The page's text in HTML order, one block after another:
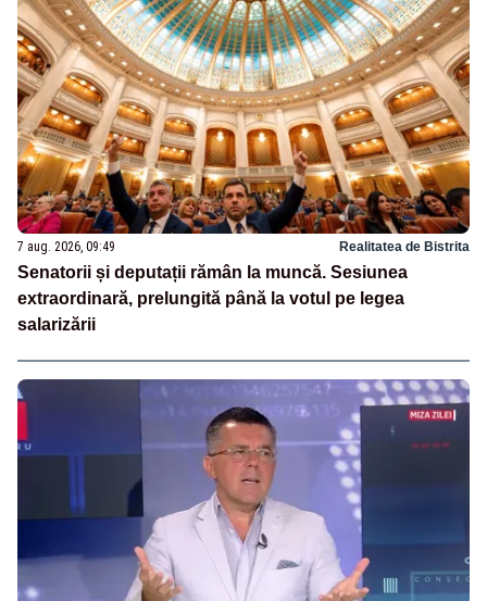
7 aug. 2026, 09:49 Realitatea de Bistrita
Senatorii și deputații rămân la muncă. Sesiunea
extraordinară, prelungită până la votul pe legea
salarizării